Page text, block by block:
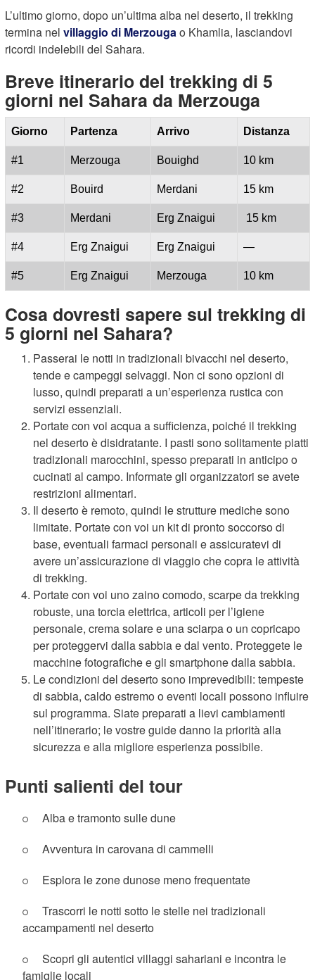
L’ultimo giorno, dopo un’ultima alba nel deserto, il trekking
termina nel villaggio di Merzougao Khamlia, lasciandovi
ricordi indelebili del Sahara.
Breve itinerario del trekking di 5
giorni nel Sahara da Merzouga
Giorno Partenza Arrivo Distanza
#1 Merzouga Bouighd 10 km
#2 Bouird Merdani 15 km
#3 Merdani Erg Znaigui 15 km
#4 Erg Znaigui Erg Znaigui —
#5 Erg Znaigui Merzouga 10 km
Cosa dovresti sapere sul trekking di
5 giorni nel Sahara?
Passerai le notti in tradizionali bivacchi nel deserto,
tende e campeggi selvaggi. Non ci sono opzioni di
lusso, quindi preparati a un’esperienza rustica con
servizi essenziali.
Portate con voi acqua a sufficienza, poiché il trekking
nel deserto è disidratante. I pasti sono solitamente piatti
tradizionali marocchini, spesso preparati in anticipo o
cucinati al campo. Informate gli organizzatori se avete
restrizioni alimentari.
Il deserto è remoto, quindi le strutture mediche sono
limitate. Portate con voi un kit di pronto soccorso di
base, eventuali farmaci personali e assicuratevi di
avere un’assicurazione di viaggio che copra le attività
di trekking.
Portate con voi uno zaino comodo, scarpe da trekking
robuste, una torcia elettrica, articoli per l’igiene
personale, crema solare e una sciarpa o un copricapo
per proteggervi dalla sabbia e dal vento. Proteggete le
macchine fotografiche e gli smartphone dalla sabbia.
Le condizioni del deserto sono imprevedibili: tempeste
di sabbia, caldo estremo o eventi locali possono influire
sul programma. Siate preparati a lievi cambiamenti
nell’itinerario; le vostre guide danno la priorità alla
sicurezza e alla migliore esperienza possibile.
Punti salienti del tour
Alba e tramonto sulle dune
Avventura in carovana di cammelli
Esplora le zone dunose meno frequentate
Trascorri le notti sotto le stelle nei tradizionali
accampamenti nel deserto
Scopri gli autentici villaggi sahariani e incontra le
famiglie locali